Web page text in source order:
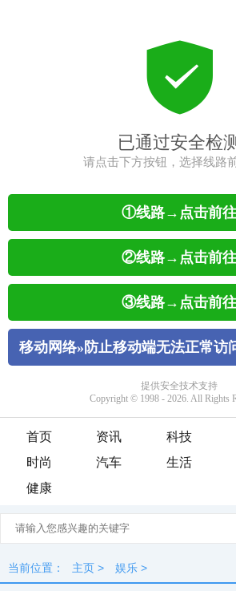
首页 资讯 科技
时尚
汽车 生活
健康
当前位置： 主页 > 娱乐 >